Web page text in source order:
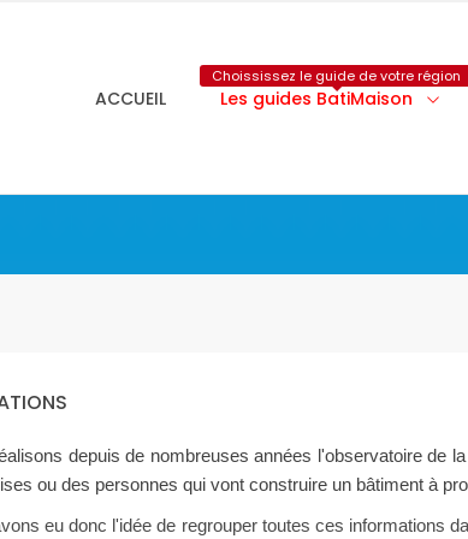
ACCUEIL Les guides BatiMaison
Choississez le guide de votre région
depuis de nombreuses années l'observatoire de
ou des personnes qui vont construire un bâtiment à
eu donc l'idée de regrouper toutes ces informations